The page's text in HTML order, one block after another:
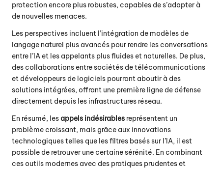
protection encore plus robustes, capables de s’adapter à
de nouvelles menaces.
Les perspectives incluent l’intégration de modèles de
langage naturel plus avancés pour rendre les conversations
entre l’IA et les appelants plus fluides et naturelles. De plus,
des collaborations entre sociétés de télécommunications
et développeurs de logiciels pourront aboutir à des
solutions intégrées, offrant une première ligne de défense
directement depuis les infrastructures réseau.
En résumé, lesappels indésirables représentent un
problème croissant, mais grâce aux innovations
technologiques telles que les filtres basés sur l’IA, il est
possible de retrouver une certaine sérénité. En combinant
ces outils modernes avec des pratiques prudentes et